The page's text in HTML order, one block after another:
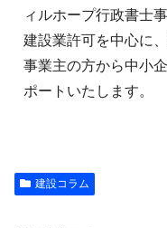
ィルホープ行政書士
建設業許可を中心に
事業主の方から中小
ポートいたします。
建設コラム